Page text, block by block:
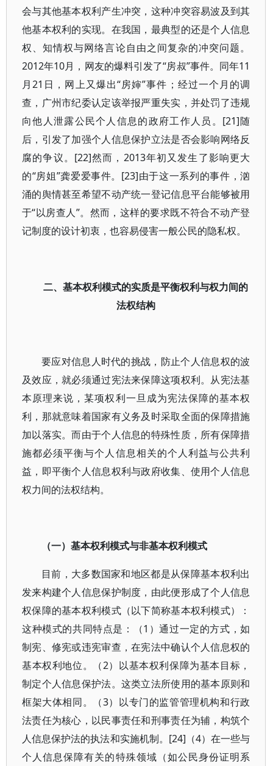
会与其他基本权利产生冲突，这种冲突容易波及到其
他基本权利的实现。在我国，最典型的还是个人信息
权、知情权与网络言论自由之间复杂的冲突问题。
2012年10月，网友的爆料引发了“房叔”事件。同年11
月21日，网上又爆出“房婶”事件；经过一个月的调
查，广州市纪委认定该举报严重失实，并处罚了违规
向他人泄露公民个人信息的政府工作人员。[21]随
后，引发了加强个人信息保护立法是否会影响网络反
腐的争议。[22]然而，2013年初又发生了影响更大
的“房姐”龚爱爱事件。[23]由于这一系列的事件，汹
涌的舆情甚至希望不动产统一登记信息平台能够被用
于“以房查人”。然而，这样的要求既不符合不动产登
记制度的设计初衷，也容易侵害一般公民的隐私权。
二、基本权利模式的实质是平衡权利与权力间的
法权结构
要应对信息人时代的挑战，防止个人信息权的波
及效应，就必须通过宪法来保障这项权利。从宪法基
本原理来说，某项权利一旦成为宪法保障的基本权
利，那就意味着国家有义务及时采取全面的保障措施
加以落实。而由于个人信息的特殊性质，所有保障措
施都必须平衡与个人信息相关的个人利益与公共利
益，即平衡个人信息权利与政府收集、使用个人信息
权力间的法权结构。
（一）基本权利模式与非基本权利模式
目前，大多数国家和地区都是从保障基本权利出
发来构建个人信息保护制度，由此便形成了个人信息
权保障的基本权利模式（以下简称基本权利模式）：
这种模式的共同特点是：（1）通过一定的方式，如
制宪、修宪或违宪审查，在宪法中确认个人信息权的
基本权利地位。（2）以基本权利保障为基本目标，
制定个人信息保护法。这类立法所使用的基本原则和
框架大体相同。（3）以专门的监管管理机构和行政
法责任为核心，以民事责任和刑事责任为辅，构筑个
人信息保护法的执法和实施机制。[24]（4）在一些与
个人信息保障有关的特殊领域（如公民身份证明系